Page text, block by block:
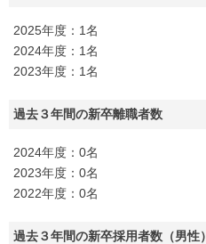
2025年度：1名
2024年度：1名
2023年度：1名
過去３年間の新卒離職者数
2024年度：0名
2023年度：0名
2022年度：0名
過去３年間の新卒採用者数（男性）